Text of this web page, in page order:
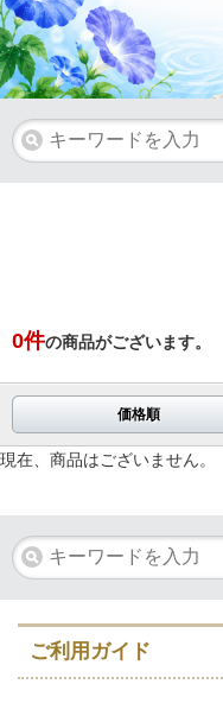
0件の商品がございます。
価格順
現在、商品はございません。
ご利用ガイド